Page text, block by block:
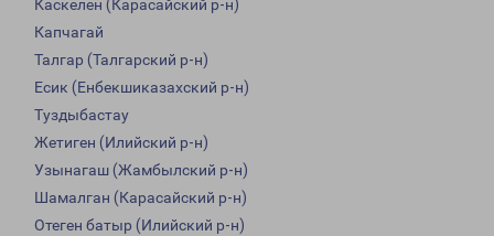
Каскелен (Карасайский р-н)
Капчагай
Талгар (Талгарский р-н)
Есик (Енбекшиказахский р-н)
Туздыбастау
Жетиген (Илийский р-н)
Узынагаш (Жамбылский р-н)
Шамалган (Карасайский р-н)
Отеген батыр (Илийский р-н)